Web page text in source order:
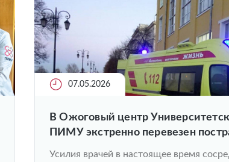
07.05.2026
В Ожоговый центр
ПИМУ экстренно перевезен
Усилия врачей в настоящее время